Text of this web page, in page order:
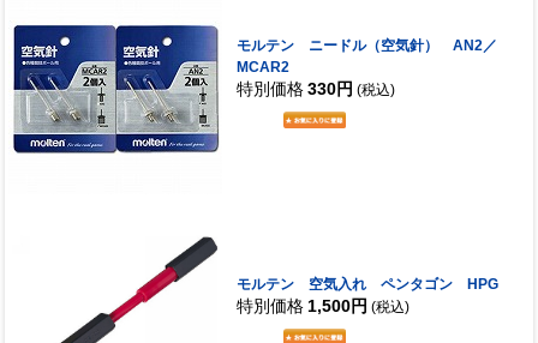
モルテン ニードル（空気針） AN2／
MCAR2
特別価格 330円 (税込)
モルテン 空気入れ ペンタゴン HPG
特別価格 1,500円 (税込)